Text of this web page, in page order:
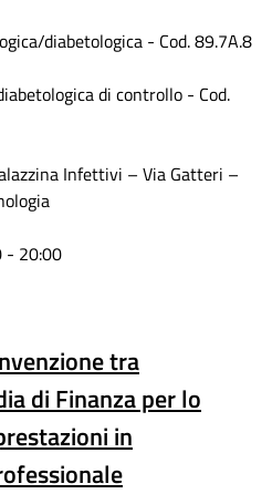
diabetologica - Cod. 89.7A.8
di controllo - Cod.
Infettivi – Via Gatteri –
- 20:00
tra
di Finanza per lo
in